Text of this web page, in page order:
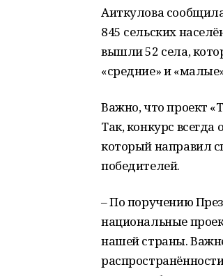
Аиткулова
845 сельских
вышли 52 села,
«средние» и
Важно, что проект
Так, конкурс
который направил
победителей.
– По поручению
национальные
нашей страны.